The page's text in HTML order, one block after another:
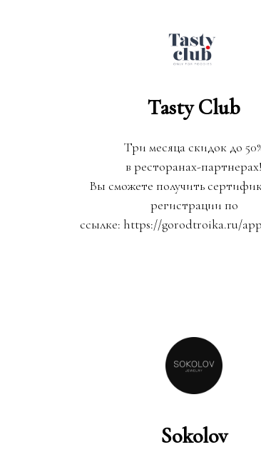
Tasty Club
Три месяца скидок до
в ресторанах-партнерах!
Вы сможете получить
регистрации по
ссылке: https://gorodtroika.ru/
Sokolov